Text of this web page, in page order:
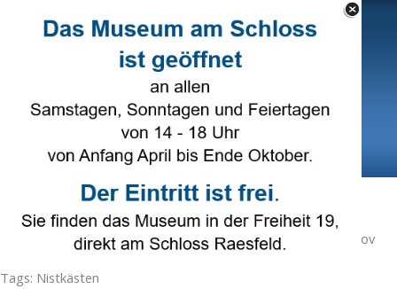
Select Language ▼
Menü überspringen
Nistkästen gegen Eichenprozessionsspinner
Veröffentlicht vonHans BruneinNaturschutz· Montag 11 Nov
Tags: Nistkästen